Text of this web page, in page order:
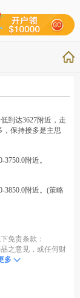
到达3627附近，走
，保持接多是主思
附近。
3850.0附近。(策略
免责条款：
之意见，或任何财
多